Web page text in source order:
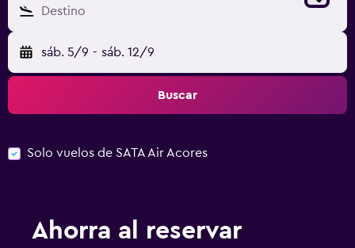
Destino
sáb. 5/9 - sáb. 12/9
Buscar
Solo vuelos de SATA Air Acores
Ahorra al reservar